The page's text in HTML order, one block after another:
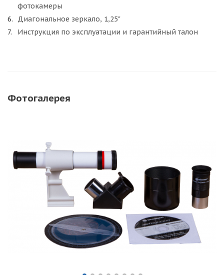
фотокамеры
Диагональное зеркало, 1,25"
Инструкция по эксплуатации и гарантийный талон
Фотогалерея